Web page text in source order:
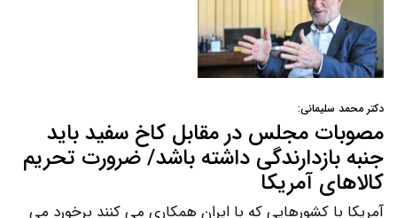
دکتر محمد سلیمانی:
مصوبات مجلس در مقابل کاخ سفید باید
جنبه بازدارندگی داشته باشد/ ضرورت تحریم
کالاهای آمریکا
آمریکا با کشورهایی که با ایران همکاری می کنند برخورد می